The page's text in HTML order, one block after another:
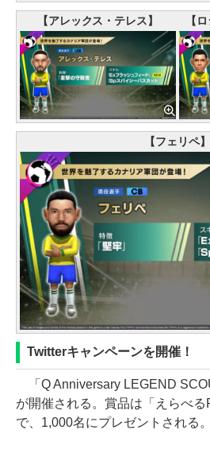
【アレックス・テレス】 【
【フェリペ】
Twitterキャンペーンを開催！
「Q Anniversary LEGEND
が開催される。賞品は「えらべる
で、1,000名にプレゼントされる。